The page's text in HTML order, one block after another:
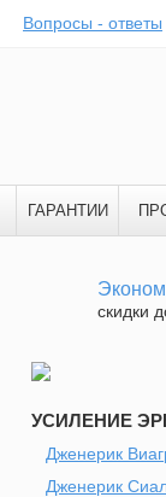
Вопросы - ответы
ГАРАНТИИ
скидки
УСИЛЕНИЕ
Дженерик
Дженерик